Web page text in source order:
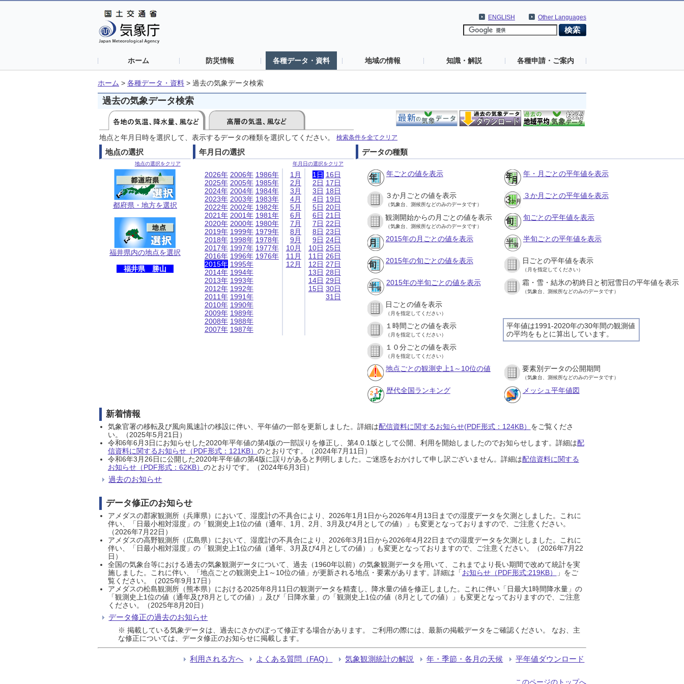
Other Languages
ENGLISH
ホーム 防災情報 各種データ・資料 地域の情報 知識・解説 各種申請・ご案内
ホーム > 各種データ・資料 > 過去の気象データ検索
過去の気象データ検索
地点と年月日時を選択して、表示するデータの種類を選択してください。 検索条件を全てクリア
地点の選択
地点の選択をクリア
都府県・地方を選択
福井県内の地点を選択
福井県 勝山
年月日の選択
年月日の選択をクリア
2026年
2025年
2024年
2023年
2022年
2021年
2020年
2019年
2018年
2017年
2016年
2015年
2014年
2013年
2012年
2011年
2010年
2009年
2008年
2007年
2006年
2005年
2004年
2003年
2002年
2001年
2000年
1999年
1998年
1997年
1996年
1995年
1994年
1993年
1992年
1991年
1990年
1989年
1988年
1987年
1986年
1985年
1984年
1983年
1982年
1981年
1980年
1979年
1978年
1977年
1976年
1月
2月
3月
4月
5月
6月
7月
8月
9月
10月
11月
12月
1日
2日
3日
4日
5日
6日
7日
8日
9日
10日
11日
12日
13日
14日
15日
16日
17日
18日
19日
20日
21日
22日
23日
24日
25日
26日
27日
28日
29日
30日
31日
データの種類
年ごとの値を表示 年・月ごとの平年値を表示
３か月ごとの値を表示
（気象台、測候所などのみのデータです）
３か月ごとの平年値を表示
観測開始からの月ごとの値を表示
（気象台、測候所などのみのデータです）
旬ごとの平年値を表示
2015年の月ごとの値を表示 半旬ごとの平年値を表示
2015年の旬ごとの値を表示 日ごとの平年値を表示
（月を指定してください）
2015年の半旬ごとの値を表示 霜・雪・結氷の初終日と初冠雪日の平年値を表示
（気象台、測候所などのみのデータです）
日ごとの値を表示
（月を指定してください）
平年値は1991-2020年の30年間の観測値
の平均をもとに算出しています。
１時間ごとの値を表示
（月を指定してください）
１０分ごとの値を表示
（月を指定してください）
地点ごとの観測史上1～10位の値 要素別データの公開期間
（気象台、測候所などのみのデータです）
歴代全国ランキング メッシュ平年値図
新着情報
気象官署の移転及び風向風速計の移設に伴い、平年値の一部を更新しました。詳細は配信資料に関するお知らせ(PDF形式：124KB） をご覧くださ
い。（2025年5月21日）
令和6年6月3日にお知らせした2020年平年値の第4版の一部誤りを修正し、第4.0.1版として公開、利用を開始しましたのでお知らせします。詳細は配
信資料に関するお知らせ（PDF形式：121KB） のとおりです。（2024年7月11日）
令和6年3月26日に公開した2020年平年値の第4版に誤りがあると判明しました。ご迷惑をおかけして申し訳ございません。詳細は配信資料に関する
お知らせ（PDF形式：62KB） のとおりです。（2024年6月3日）
過去のお知らせ
データ修正のお知らせ
アメダスの郡家観測所（兵庫県）において、湿度計の不具合により、2026年1月1日から2026年4月13日までの湿度データを欠測としました。これに
伴い、「日最小相対湿度」の「観測史上1位の値（通年、1月、2月、3月及び4月としての値）」も変更となっておりますので、ご注意ください。
（2026年7月22日）
アメダスの高野観測所（広島県）において、湿度計の不具合により、2026年3月1日から2026年4月22日までの湿度データを欠測としました。これに
伴い、「日最小相対湿度」の「観測史上1位の値（通年、3月及び4月としての値）」も変更となっておりますので、ご注意ください。（2026年7月22
日）
全国の気象台等における過去の気象観測データについて、過去（1960年以前）の気象観測データを用いて、これまでより長い期間で改めて統計を実
施しました。これに伴い、「地点ごとの観測史上1～10位の値」が更新される地点・要素があります。詳細は「お知らせ（PDF形式:219KB）
」をご
覧ください。（2025年9月17日）
アメダスの松島観測所（熊本県）における2025年8月11日の観測データを精査し、降水量の値を修正しました。これに伴い「日最大1時間降水量」の
「観測史上1位の値（通年及び8月としての値）」及び「日降水量」の「観測史上1位の値（8月としての値）」も変更となっておりますので、ご注意
ください。（2025年8月20日）
データ修正の過去のお知らせ
※ 掲載している気象データは、過去にさかのぼって修正する場合があります。 ご利用の際には、最新の掲載データをご確認ください。 なお、主
な修正については、データ修正のお知らせに掲載します。
利用される方へ よくある質問（FAQ） 気象観測統計の解説 年・季節・各月の天候 平年値ダウンロード
このページのトップへ